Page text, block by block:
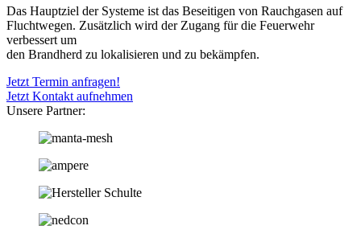
Das Hauptziel der Systeme ist das Beseitigen von Rauchgasen auf
Fluchtwegen. Zusätzlich wird der Zugang für die Feuerwehr
verbessert um
den Brandherd zu lokalisieren und zu bekämpfen.
Jetzt Termin anfragen!
Jetzt Kontakt aufnehmen
Unsere Partner: